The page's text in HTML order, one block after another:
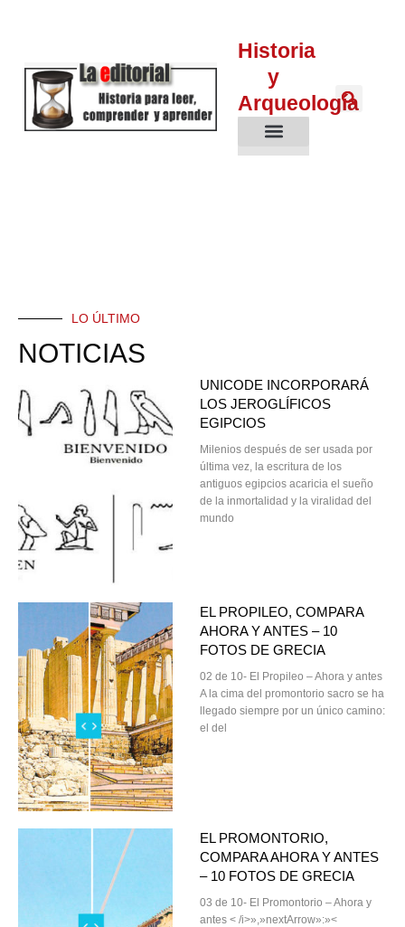
Historia
y
Arqueología
LO ÚLTIMO
NOTICIAS
UNICODE INCORPORARÁ
LOS JEROGLÍFICOS
EGIPCIOS
Milenios después de ser usada por
última vez, la escritura de los
antiguos egipcios acaricia el sueño
de la inmortalidad y la viralidad del
mundo
EL PROPILEO, COMPARA
AHORA Y ANTES – 10
FOTOS DE GRECIA
02 de 10- El Propileo – Ahora y antes
A la cima del promontorio sacro se ha
llegado siempre por un único camino:
el del
EL PROMONTORIO,
COMPARA AHORA Y ANTES
– 10 FOTOS DE GRECIA
03 de 10- El Promontorio – Ahora y
antes < /i>»,»nextArrow»:»<